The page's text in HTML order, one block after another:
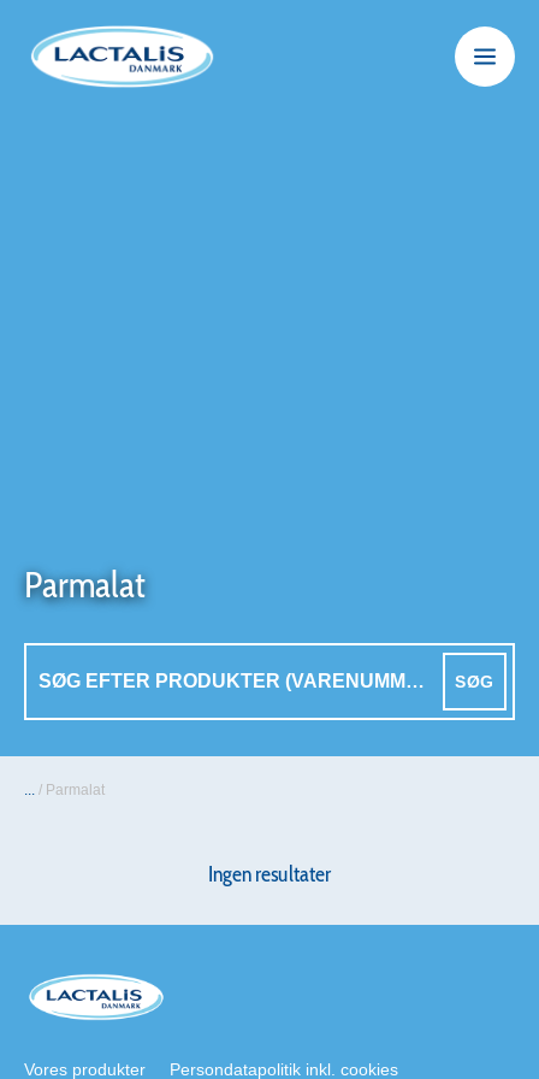
Parmalat
SØG
... / Parmalat
Ingen resultater
Vores produkter Persondatapolitik inkl. cookies